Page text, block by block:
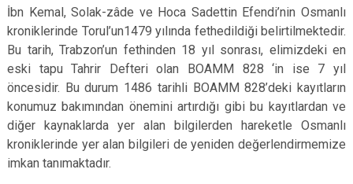
İbn Kemal, Solak-zâde ve Hoca Sadettin Efendi’nin Osmanlı
kroniklerinde Torul’un1479 yılında fethedildiği belirtilmektedir.
Bu tarih, Trabzon’un fethinden 18 yıl sonrası, elimizdeki en
eski tapu Tahrir Defteri olan BOAMM 828 ‘in ise 7 yıl
öncesidir. Bu durum 1486 tarihli BOAMM 828’deki kayıtların
konumuz bakımından önemini artırdığı gibi bu kayıtlardan ve
diğer kaynaklarda yer alan bilgilerden hareketle Osmanlı
kroniklerinde yer alan bilgileri de yeniden değerlendirmemize
imkan tanımaktadır.